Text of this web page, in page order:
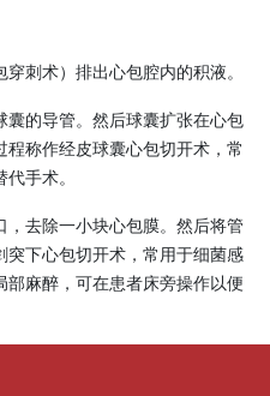
刺术）排出心包腔内的积液。
的导管。然后球囊扩张在心包
称作经皮球囊心包切开术，常
手术。
去除一小块心包膜。然后将管
下心包切开术，常用于细菌感
麻醉，可在患者床旁操作以便